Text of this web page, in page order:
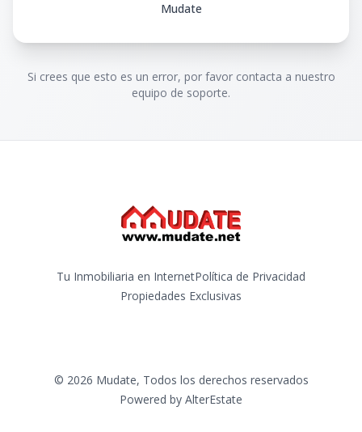
Mudate
Si crees que esto es un error, por favor contacta a nuestro
equipo de soporte.
Tu Inmobiliaria en InternetPolítica de Privacidad
Propiedades Exclusivas
© 2026 Mudate, Todos los derechos reservados
Powered by AlterEstate